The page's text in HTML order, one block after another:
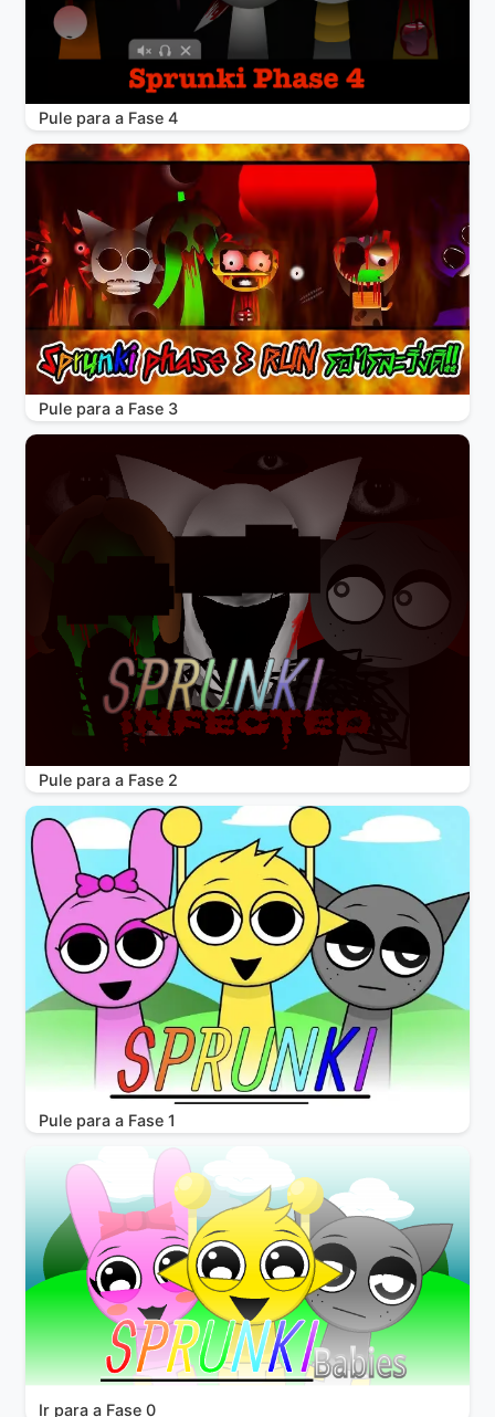
Pule para a Fase 4
Pule para a Fase 3
Pule para a Fase 2
Pule para a Fase 1
Ir para a Fase 0